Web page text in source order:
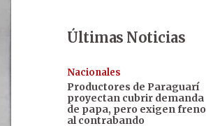
Últimas Noticias
Nacionales
Productores de Paraguarí
proyectan cubrir demanda
de papa, pero exigen freno
al contrabando